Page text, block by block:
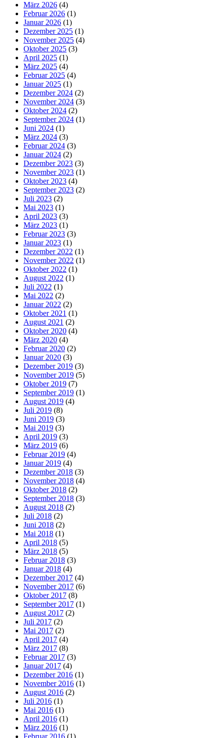
März 2026 (4)
Februar 2026 (1)
Januar 2026 (1)
Dezember 2025 (1)
November 2025 (4)
Oktober 2025 (3)
April 2025 (1)
März 2025 (4)
Februar 2025 (4)
Januar 2025 (1)
Dezember 2024 (2)
November 2024 (3)
Oktober 2024 (2)
September 2024 (1)
Juni 2024 (1)
März 2024 (3)
Februar 2024 (3)
Januar 2024 (2)
Dezember 2023 (3)
November 2023 (1)
Oktober 2023 (4)
September 2023 (2)
Juli 2023 (2)
Mai 2023 (1)
April 2023 (3)
März 2023 (1)
Februar 2023 (3)
Januar 2023 (1)
Dezember 2022 (1)
November 2022 (1)
Oktober 2022 (1)
August 2022 (1)
Juli 2022 (1)
Mai 2022 (2)
Januar 2022 (2)
Oktober 2021 (1)
August 2021 (2)
Oktober 2020 (4)
März 2020 (4)
Februar 2020 (2)
Januar 2020 (3)
Dezember 2019 (3)
November 2019 (5)
Oktober 2019 (7)
September 2019 (1)
August 2019 (4)
Juli 2019 (8)
Juni 2019 (3)
Mai 2019 (3)
April 2019 (3)
März 2019 (6)
Februar 2019 (4)
Januar 2019 (4)
Dezember 2018 (3)
November 2018 (4)
Oktober 2018 (2)
September 2018 (3)
August 2018 (2)
Juli 2018 (2)
Juni 2018 (2)
Mai 2018 (1)
April 2018 (5)
März 2018 (5)
Februar 2018 (3)
Januar 2018 (4)
Dezember 2017 (4)
November 2017 (6)
Oktober 2017 (8)
September 2017 (1)
August 2017 (2)
Juli 2017 (2)
Mai 2017 (2)
April 2017 (4)
März 2017 (8)
Februar 2017 (3)
Januar 2017 (4)
Dezember 2016 (1)
November 2016 (1)
August 2016 (2)
Juli 2016 (1)
Mai 2016 (1)
April 2016 (1)
März 2016 (1)